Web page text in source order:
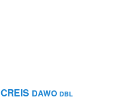
CREIS DAWO DBL